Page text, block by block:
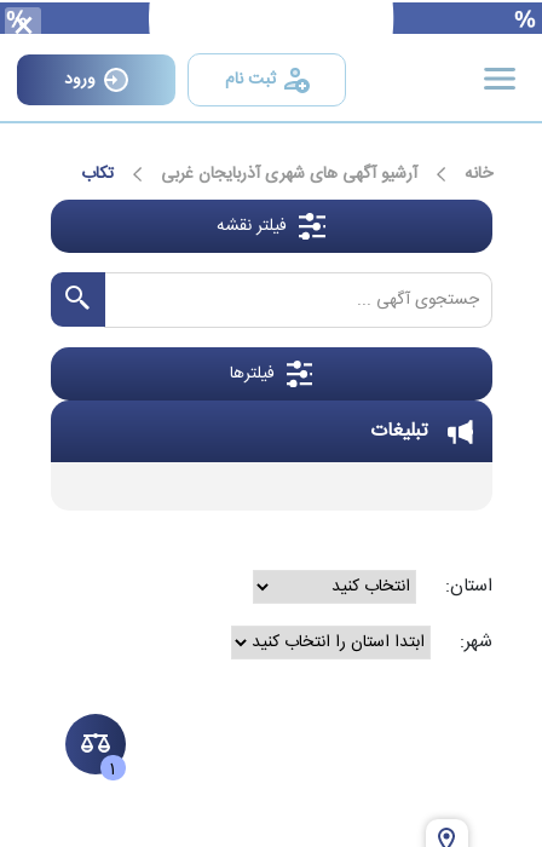
×
ثبت نام ورود
خانه آرشیو آگهی های شهری آذربایجان غربی
تکاب
فیلتر نقشه
فیلترها
تبلیغات
استان:
شهر:
1